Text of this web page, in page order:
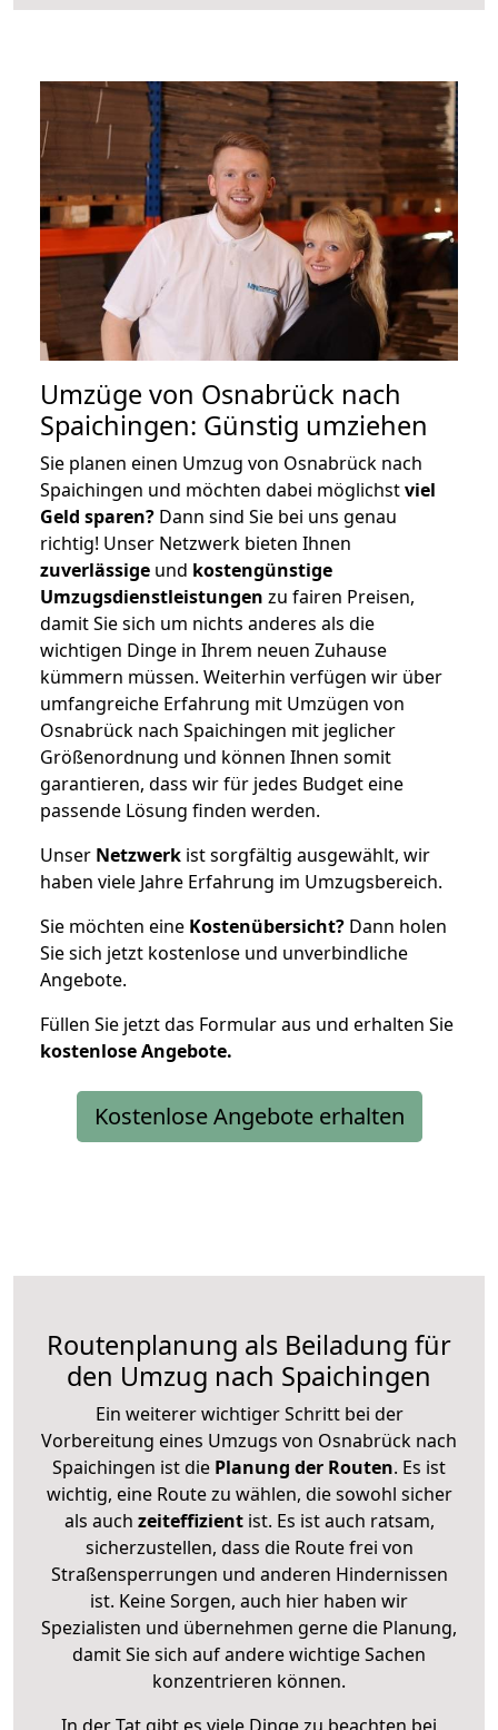
Umzüge von Osnabrück nach
Spaichingen: Günstig umziehen
Sie planen einen Umzug von Osnabrück nach
Spaichingen und möchten dabei möglichstviel
Geld sparen? Dann sind Sie bei uns genau
richtig! Unser Netzwerk bieten Ihnen
zuverlässige und kostengünstige
Umzugsdienstleistungen zu fairen Preisen,
damit Sie sich um nichts anderes als die
wichtigen Dinge in Ihrem neuen Zuhause
kümmern müssen. Weiterhin verfügen wir über
umfangreiche Erfahrung mit Umzügen von
Osnabrück nach Spaichingen mit jeglicher
Größenordnung und können Ihnen somit
garantieren, dass wir für jedes Budget eine
passende Lösung finden werden.
Unser Netzwerk ist sorgfältig ausgewählt, wir
haben viele Jahre Erfahrung im Umzugsbereich.
Sie möchten eine Kostenübersicht? Dann holen
Sie sich jetzt kostenlose und unverbindliche
Angebote.
Füllen Sie jetzt das Formular aus und erhalten Sie
kostenloseAngebote.
Kostenlose Angebote erhalten
Routenplanung als Beiladung für
den Umzug nach Spaichingen
Ein weiterer wichtiger Schritt bei der
Vorbereitung eines Umzugs von Osnabrück nach
Spaichingen ist die Planung der Routen. Es ist
wichtig, eine Route zu wählen, die sowohl sicher
als auch zeiteffizientist. Es ist auch ratsam,
sicherzustellen, dass die Route frei von
Straßensperrungen und anderen Hindernissen
ist. Keine Sorgen, auch hier haben wir
Spezialisten und übernehmen gerne die Planung,
damit Sie sich auf andere wichtige Sachen
konzentrieren können.